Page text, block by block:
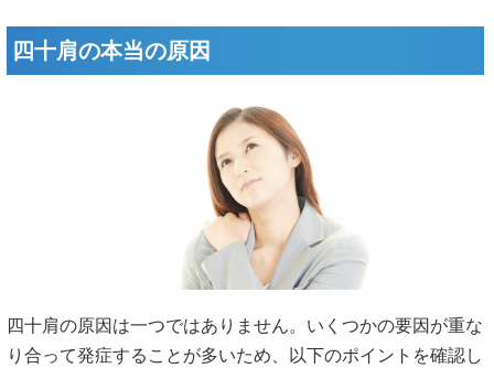
四十肩の本当の原因
四十肩の原因は一つではありません。いくつかの要因が重な
り合って発症することが多いため、以下のポイントを確認し